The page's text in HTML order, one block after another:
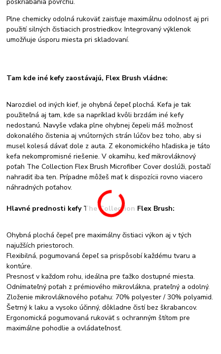
Plne chemicky odolná rukoväť zaisťuje maximálnu odolnosť aj pri
použití silných čistiacich prostriedkov. Integrovaný výklenok
umožňuje úsporu miesta pri skladovaní.
Tam kde iné kefy zaostávajú, Flex Brush vládne:
Narozdiel od iných kief, je ohybná čepeľ plochá. Kefa je tak
použiteľná aj tam, kde sa napríklad kvôli brzdám iné kefy
nedostanú. Navyše vďaka plne ohybnej čepeli máš možnosť
dokonalého čistenia aj vnútorných strán lúčov bez toho, aby si
musel kolesá dávať dole z auta. Z ekonomického hľadiska je táto
kefa nekompromisné riešenie. V okamihu, keď mikrovláknový
poťah The Collection Flex Brush Microfiber Cover doslúži, postačí
nahradiť iba ten. Prípadne môžeš mať k dispozícii rovno viacero
náhradných poťahov.
Hlavné prednosti kefy The Collection Flex Brush:
Ohybná plochá čepeľ pre maximálny čistiaci výkon aj v tých
najužších priestoroch.
Flexibilná, pogumovaná čepeľ sa prispôsobí každému tvaru a
kontúre.
Presnosť v každom rohu, ideálna pre ťažko dostupné miesta.
Odnímateľný poťah z prémiového mikrovlákna, prateľný a odolný.
Zloženie mikrovláknového poťahu: 70% polyester / 30% polyamid.
Šetrný k laku a vysoko účinný, dôkladne čistí bez škrabancov.
Ergonomická pogumovaná rukoväť s ochranným štítom pre
maximálne pohodlie a ovládateľnosť.